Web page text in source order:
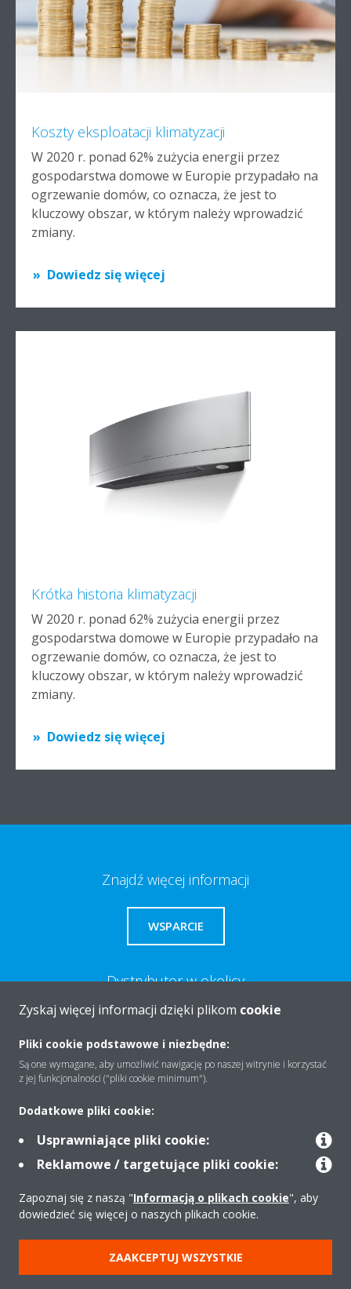
Koszty eksploatacji klimatyzacji
W 2020 r. ponad 62% zużycia energii przez
gospodarstwa domowe w Europie przypadało na
ogrzewanie domów, co oznacza, że jest to
kluczowy obszar, w którym należy wprowadzić
zmiany.
Dowiedz się więcej
Krótka historia klimatyzacji
W 2020 r. ponad 62% zużycia energii przez
gospodarstwa domowe w Europie przypadało na
ogrzewanie domów, co oznacza, że jest to
kluczowy obszar, w którym należy wprowadzić
zmiany.
Dowiedz się więcej
Znajdź więcej informacji
WSPARCIE
Dystrybutor w okolicy
Potrzebujesz pomocy?
O firmie
Zyskaj więcej informacji dzięki plikom cookie
Pliki cookie podstawowe i niezbędne:
Są one wymagane, aby umożliwić nawigację po naszej witrynie i korzystać
z jej funkcjonalności ("pliki cookie minimum").
Dodatkowe pliki cookie:
Usprawniające pliki cookie:
Reklamowe / targetujące pliki cookie:
Zapoznaj się z naszą "Informacją o plikach cookie", aby
dowiedzieć się więcej o naszych plikach cookie.
ZAAKCEPTUJ WSZYSTKIE